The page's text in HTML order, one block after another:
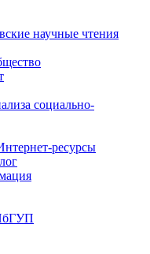
научные чтения
социально-
ресурсы